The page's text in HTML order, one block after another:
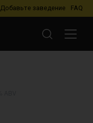
Добавьте заведение FAQ